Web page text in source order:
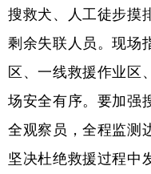
搜救犬、人工徒步摸
剩余失联人员。现场
区、一线救援作业区
场安全有序。要加强
全观察员，全程监测
坚决杜绝救援过程中